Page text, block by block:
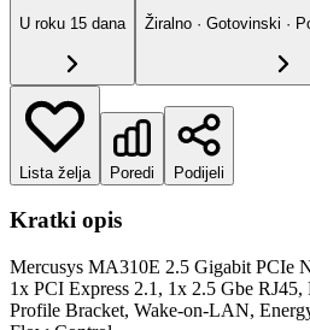
U roku 15 dana
Žiralno · Gotovinski ·
Lista želja Poredi Podijeli
Kratki opis
Mercusys MA310E 2.5 Gigabit PCIe
1x PCI Express 2.1, 1x 2.5 Gbe
Profile Bracket, Wake-on-LAN,